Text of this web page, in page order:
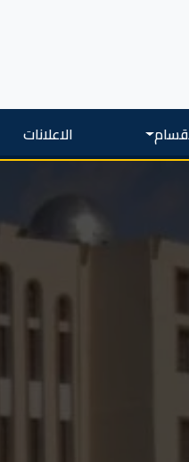
الاعلانات